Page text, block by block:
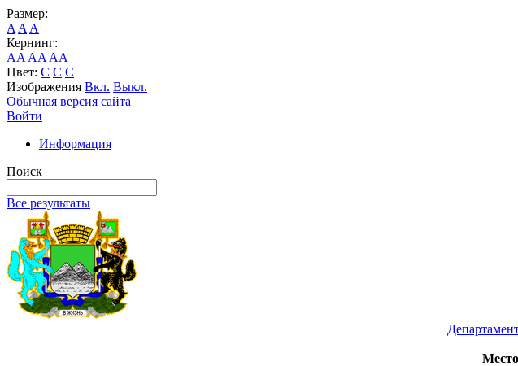
Размер:
A A A
Кернинг:
AA AA AA
Цвет: C C C
Изображения Вкл. Выкл.
Обычная версия сайта
Войти
Информация
Поиск
Все результаты